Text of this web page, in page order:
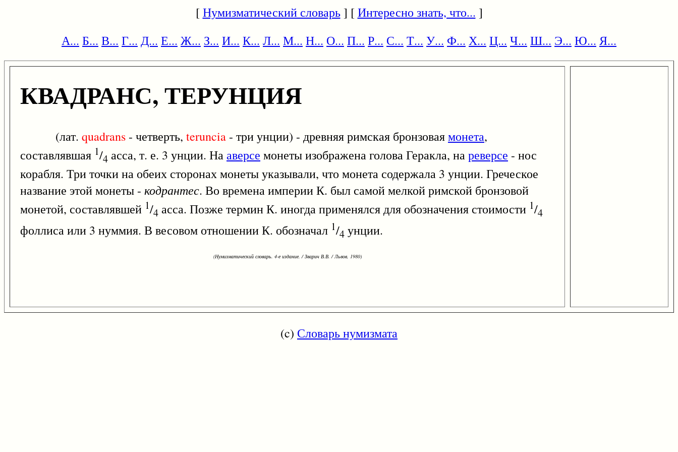
[Нумизматический словарь] [Интересно знать, что... ]
А... Б... В... Г... Д... Е... Ж... З... И... К... Л... М... Н... О... П... Р... С... Т... У... Ф... Х... Ц... Ч... Ш... Э... Ю... Я...
КВАДРАНС, ТЕРУНЦИЯ
(лат. quadrans - четверть, teruncia - три унции) - древняя римская бронзоваямонета,
составлявшая 1/4 асса, т. е. 3 унции. Нааверсе монеты изображена голова Геракла, нареверсе - нос
корабля. Три точки на обеих сторонах монеты указывали, что монета содержала 3 унции. Греческое
название этой монеты - кодрантес. Во времена империи К. был самой мелкой римской бронзовой
монетой, составлявшей 1/4 асса. Позже термин К. иногда применялся для обозначения стоимости 1/4
фоллиса или 3 нуммия. В весовом отношении К. обозначал 1/4 унции.
(Нумизматический словарь. 4-е издание. / Зварич В.В. / Львов, 1980)
(c) Словарь нумизмата